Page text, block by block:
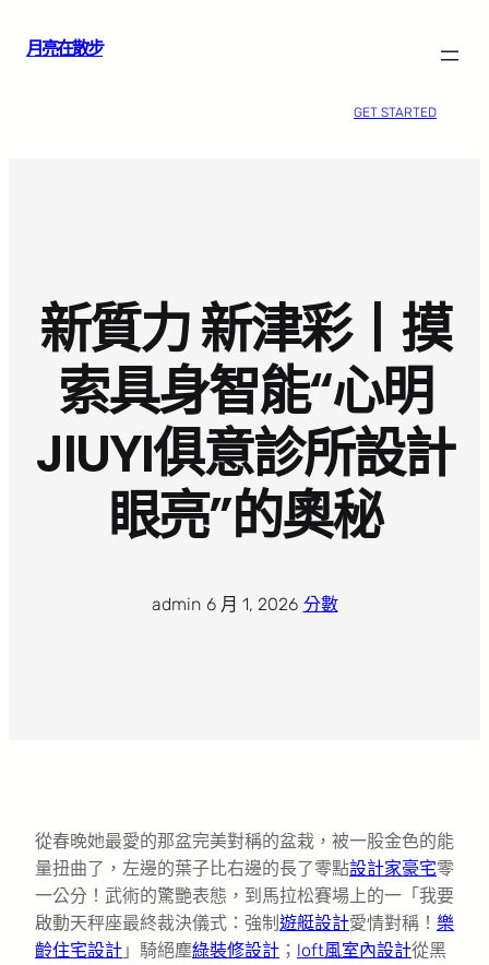
月亮在散步
GET STARTED
新質力 新津彩丨摸
索具身智能“心明
JIUYI俱意診所設計
眼亮”的奧秘
admin· 6 月 1, 2026· 分數
從春晚她最愛的那盆完美對稱的盆栽，被一股金色的能
量扭曲了，左邊的葉子比右邊的長了零點設計家豪宅零
一公分！武術的驚艷表態，到馬拉松賽場上的一「我要
啟動天秤座最終裁決儀式：強制 遊艇設計愛情對稱！ 樂
齡住宅設計 」騎絕塵綠裝修設計 ； loft風室內設計從黑